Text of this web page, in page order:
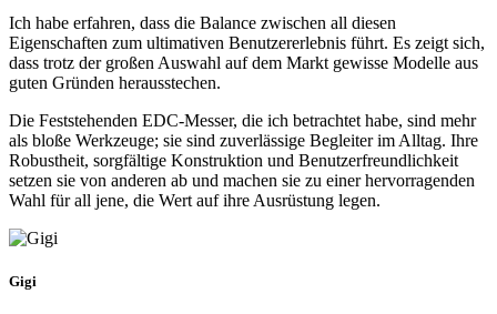
Ich habe erfahren, dass die Balance zwischen all diesen
Eigenschaften zum ultimativen Benutzererlebnis führt. Es zeigt sich,
dass trotz der großen Auswahl auf dem Markt gewisse Modelle aus
guten Gründen herausstechen.
Die Feststehenden EDC-Messer, die ich betrachtet habe, sind mehr
als bloße Werkzeuge; sie sind zuverlässige Begleiter im Alltag. Ihre
Robustheit, sorgfältige Konstruktion und Benutzerfreundlichkeit
setzen sie von anderen ab und machen sie zu einer hervorragenden
Wahl für all jene, die Wert auf ihre Ausrüstung legen.
Gigi